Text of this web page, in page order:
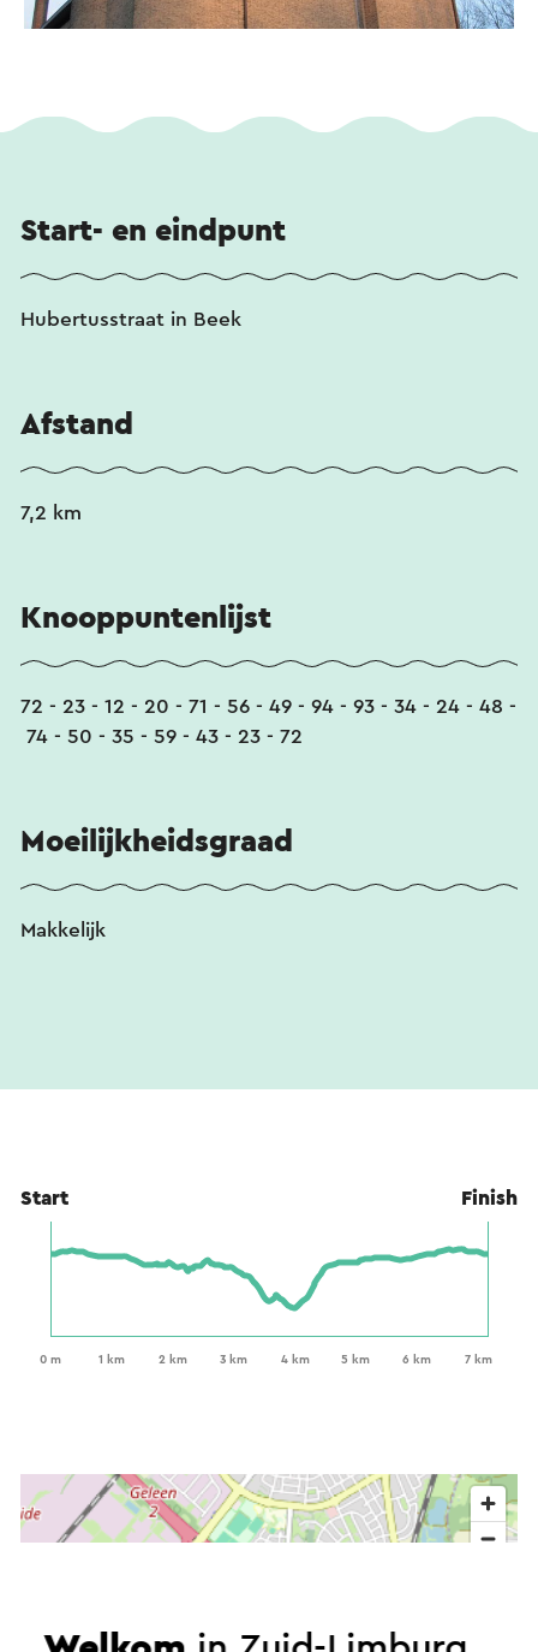
Start- en eindpunt
Hubertusstraat in Beek
Afstand
7,2 km
Knooppuntenlijst
72 - 23 - 12 - 20 - 71 - 56 - 49 - 94 - 93 - 34 - 24 - 48 -
74 - 50 - 35 - 59 - 43 - 23 - 72
Moeilijkheidsgraad
Makkelijk
Start Finish